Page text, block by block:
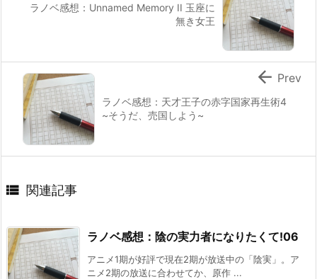
ラノベ感想：Unnamed Memory II 玉座に
無き女王
ラノベ感想：天才王子の赤字国家再生術4
~そうだ、売国しよう~
 Prev
 関連記事
ラノベ感想：陰の実力者になりたくて!06
アニメ1期が好評で現在2期が放送中の「陰実」。ア
ニメ2期の放送に合わせてか、原作 ...